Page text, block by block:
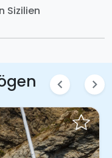
Sizilien
chevron_left chevron_right